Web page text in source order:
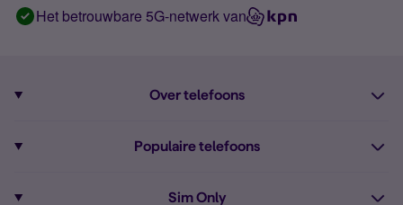
Het betrouwbare 5G-netwerk van
Over telefoons
Populaire telefoons
Sim Only